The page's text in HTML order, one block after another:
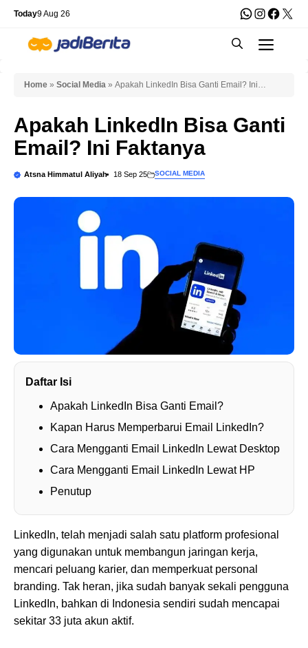
Skip
content
Today9 Aug 26 WhatsApp
X
Home » Social Media » Apakah LinkedIn Bisa Ganti Email? Ini
Apakah LinkedIn Bisa Ganti
Email? Ini Faktanya
Atsna Himmatul Aliyah 18 Sep 25 SOCIAL MEDIA
Daftar Isi
Apakah LinkedIn Bisa Ganti Email?
Kapan Harus Memperbarui Email LinkedIn?
Cara Mengganti Email LinkedIn Lewat Desktop
Cara Mengganti Email LinkedIn Lewat HP
Penutup
LinkedIn, telah menjadi salah satu platform profesional
yang digunakan untuk membangun jaringan kerja,
mencari peluang karier, dan memperkuat personal
branding. Tak heran, jika sudah banyak sekali pengguna
LinkedIn, bahkan di Indonesia sendiri sudah mencapai
sekitar 33 juta akun aktif.